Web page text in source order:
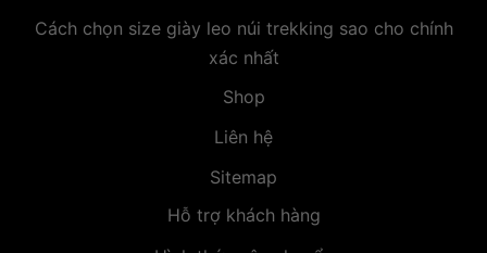
Cách chọn size giày leo núi trekking sao cho chính
xác nhất
Shop
Liên hệ
Sitemap
Hỗ trợ khách hàng